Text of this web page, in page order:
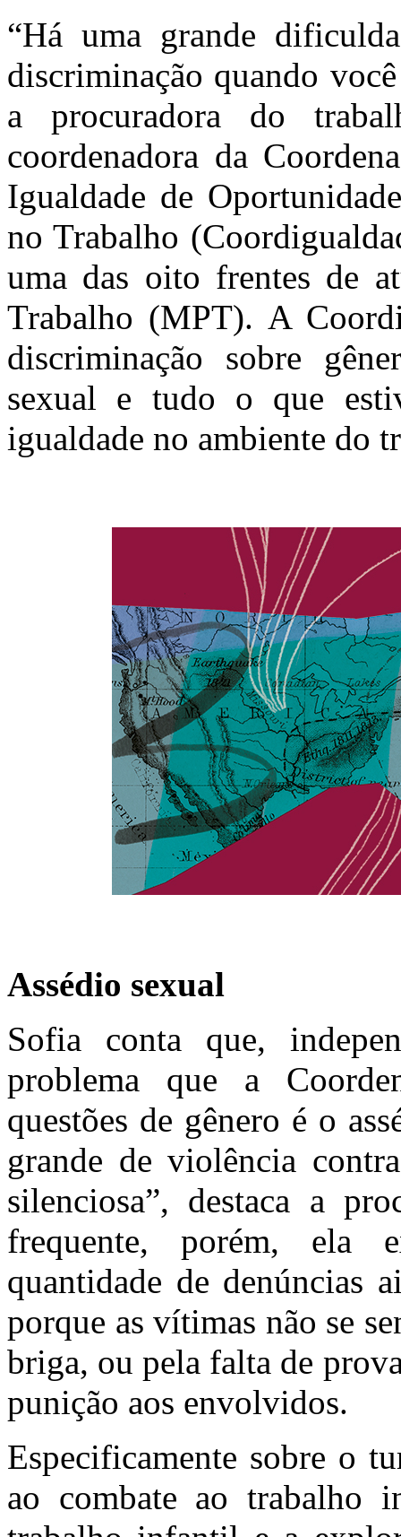
“Há uma grande
discriminação quando
a procuradora do
coordenadora da
Igualdade de
no Trabalho
uma das oito frentes de
Trabalho (MPT). A
discriminação sobre
sexual e tudo o que
igualdade no ambiente do
Assédio sexual
Sofia conta que,
problema que a
questões de gênero é o
grande de violência
silenciosa”, destaca a
frequente, porém, ela
quantidade de denúncias
porque as vítimas não se
briga, ou pela falta de
punição aos envolvidos.
Especificamente sobre o
ao combate ao trabalho